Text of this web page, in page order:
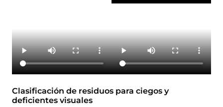
Clasificación de residuos para ciegos y
deficientes visuales